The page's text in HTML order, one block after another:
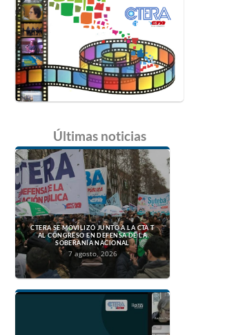
Últimas noticias
CTERA SE MOVILIZÓ JUNTO A LA CTA T
AL CONGRESO EN DEFENSA DE LA
SOBERANÍA NACIONAL
7 agosto, 2026